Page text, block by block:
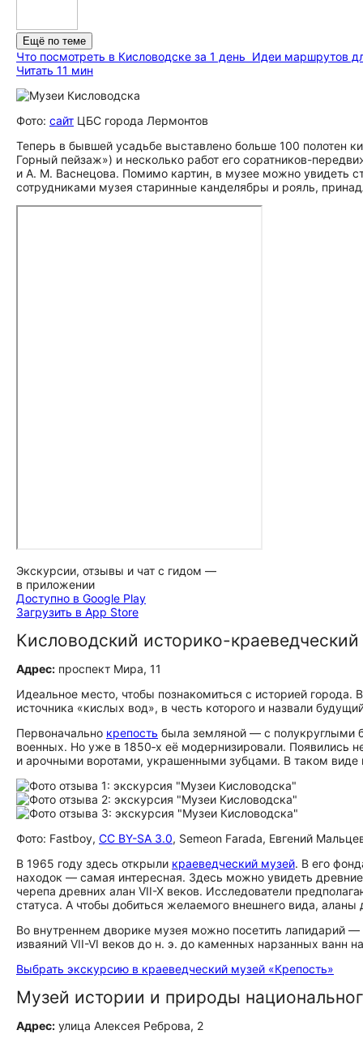
Ещё по теме
Что посмотреть в Кисловодске за 1 день Идеи маршрутов
Читать 11 мин
Фото: сайт ЦБС города Лермонтов
Теперь в бывшей усадьбе выставлено больше 100 полотен
Горный пейзаж») и несколько работ его соратников-
и А. М. Васнецова. Помимо картин, в музее можно увидеть
сотрудниками музея старинные канделябры и рояль,
Экскурсии, отзывы и чат с гидом —
в приложении
Доступно в Google Play
Загрузить в App Store
Кисловодский историко-
Адрес: проспект Мира, 11
Идеальное место, чтобы познакомиться с историей города.
источника «кислых вод», в честь которого и назвали
Первоначально крепость была земляной — с полукруглыми
военных. Но уже в 1850‑х её модернизировали. Появились
и арочными воротами, украшенными зубцами. В таком виде
Фото: Fastboy, CC BY-SA 3.0, Semeon Farada, Евгений
В 1965 году здесь открыли краеведческий музей. В его
находок — самая интересная. Здесь можно увидеть
черепа древних алан VII-X веков. Исследователи
статуса. А чтобы добиться желаемого внешнего вида,
Во внутреннем дворике музея можно посетить лапидарий
изваяний VII-VI веков до н. э. до каменных нарзанных ванн
Выбрать экскурсию в краеведческий музей «Крепость»
Музей истории и природы
Адрес: улица Алексея Реброва, 2